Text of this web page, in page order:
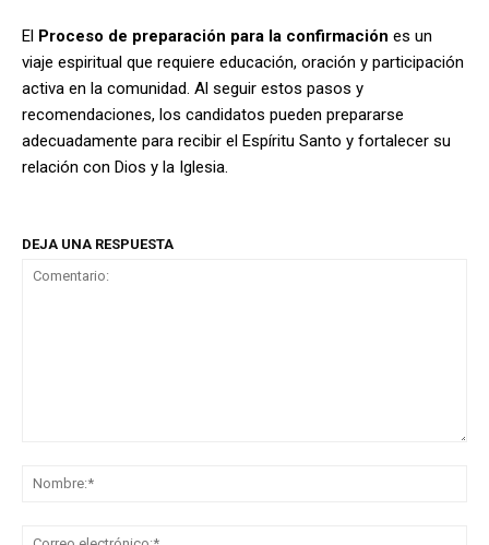
El Proceso de preparación para la confirmación es un
viaje espiritual que requiere educación, oración y participación
activa en la comunidad. Al seguir estos pasos y
recomendaciones, los candidatos pueden prepararse
adecuadamente para recibir el Espíritu Santo y fortalecer su
relación con Dios y la Iglesia.
DEJA UNA RESPUESTA